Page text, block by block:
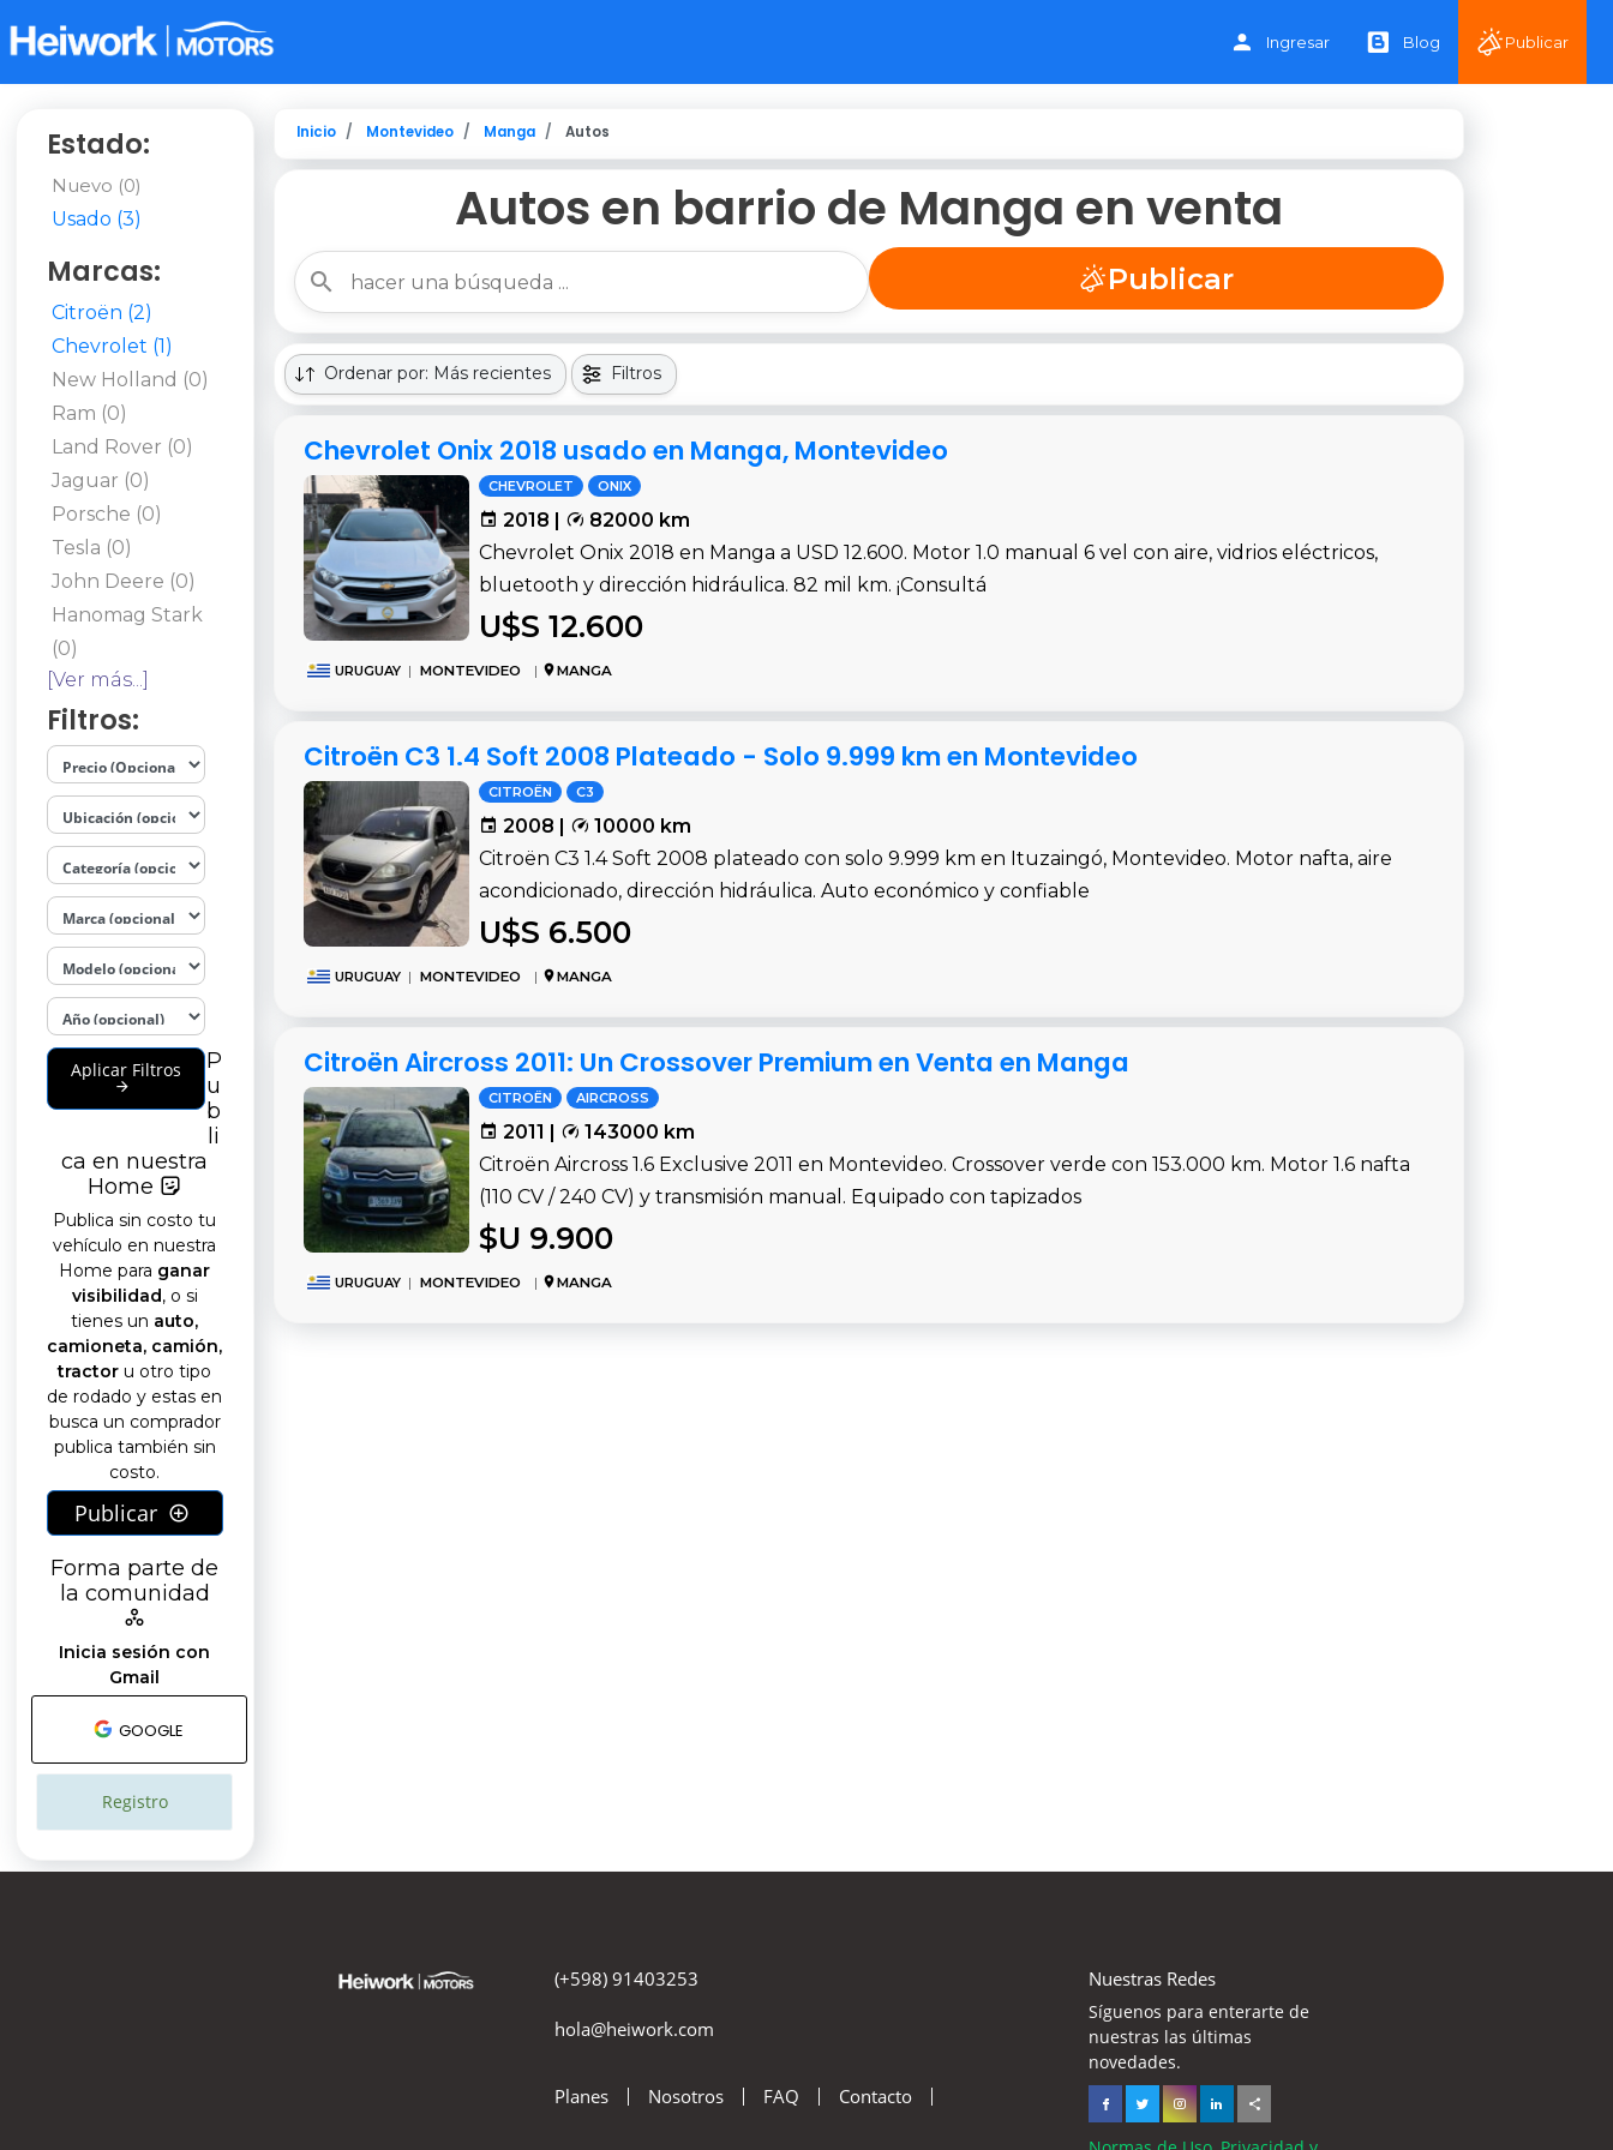
Ingresar Blog Publicar
Estado:
Nuevo (0)
Usado (3)
Marcas:
Citroën (2)
Chevrolet (1)
New Holland (0)
Ram (0)
Land Rover (0)
Jaguar (0)
Porsche (0)
Tesla (0)
John Deere (0)
Hanomag Stark
(0)
[Ver más...]
Filtros:
P
u
b
li
ca en nuestra
Home
Publica sin costo tu
vehículo en nuestra
Home para ganar
visibilidad, o si
tienes un auto,
camioneta, camión,
tractor u otro tipo
de rodado y estas en
busca un comprador
publica también sin
costo.
Publicar
Forma parte de
la comunidad
Inicia sesión con
Gmail
GOOGLE
Registro
Inicio Montevideo Manga Autos
Autos en barrio de Manga en venta
Publicar
Ordenar por: Más recientes Filtros
Chevrolet Onix 2018 usado en Manga, Montevideo
CHEVROLET ONIX
2018 |
82000 km
Chevrolet Onix 2018 en Manga a USD 12.600. Motor 1.0 manual 6 vel con aire, vidrios eléctricos,
bluetooth y dirección hidráulica. 82 mil km. ¡Consultá
U$S 12.600
URUGUAY | MONTEVIDEO | MANGA
Citroën C3 1.4 Soft 2008 Plateado - Solo 9.999 km en Montevideo
CITROËN C3
2008 |
10000 km
Citroën C3 1.4 Soft 2008 plateado con solo 9.999 km en Ituzaingó, Montevideo. Motor nafta, aire
acondicionado, dirección hidráulica. Auto económico y confiable
U$S 6.500
URUGUAY | MONTEVIDEO | MANGA
Citroën Aircross 2011: Un Crossover Premium en Venta en Manga
CITROËN AIRCROSS
2011 |
143000 km
Citroën Aircross 1.6 Exclusive 2011 en Montevideo. Crossover verde con 153.000 km. Motor 1.6 nafta
(110 CV / 240 CV) y transmisión manual. Equipado con tapizados
$U 9.900
URUGUAY | MONTEVIDEO | MANGA
(+598) 91403253
hola@heiwork.com
Planes Nosotros FAQ Contacto
Nuestras Redes
Síguenos para enterarte de
nuestras las últimas
novedades.